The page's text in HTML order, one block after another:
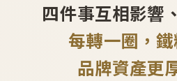
四件事互相影響
每轉一圈，鐵
品牌資產更